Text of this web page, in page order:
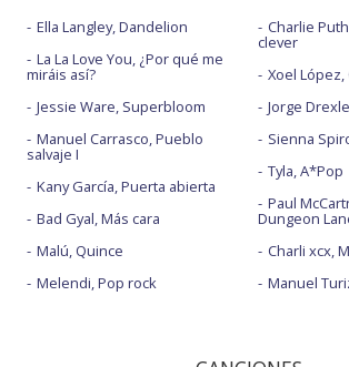
Ella Langley, Dandelion
La La Love You, ¿Por qué me
miráis así?
Jessie Ware, Superbloom
Manuel Carrasco, Pueblo
salvaje I
Kany García, Puerta abierta
Bad Gyal, Más cara
Malú, Quince
Melendi, Pop rock
Charlie
clever
Xoel
Jorge
Sienna
Tyla, A*Pop
Paul
Dungeon
Charli xcx,
Manuel